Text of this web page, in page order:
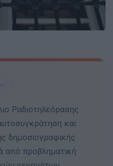
Ραδιοτηλεόρασης
και
δημοσιογραφικής
από προβληματική